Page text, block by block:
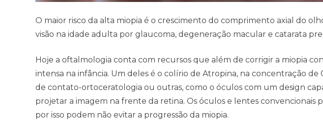
O maior risco da alta miopia é o crescimento do comprimento axial do
visão na idade adulta por glaucoma, degeneração macular e catarata
Hoje a oftalmologia conta com recursos que além de corrigir a miopia
intensa na infância. Um deles é o colírio de Atropina, na concentração de
de contato-ortoceratologia ou outras, como o óculos com um design
projetar a imagem na frente da retina. Os óculos e lentes convencionais
por isso podem não evitar a progressão da miopia.